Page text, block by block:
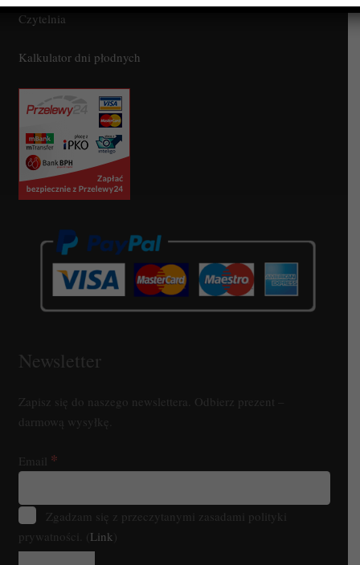
Czytelnia
Kalkulator dni płodnych
Newsletter
Zapisz się do naszego newslettera. Odbierz prezent –
darmową wysyłkę.
Email *
Zgadzam się z przeczytanymi zasadami polityki
prywatności. ( Link )